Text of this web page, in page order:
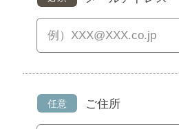
任意 ご住所